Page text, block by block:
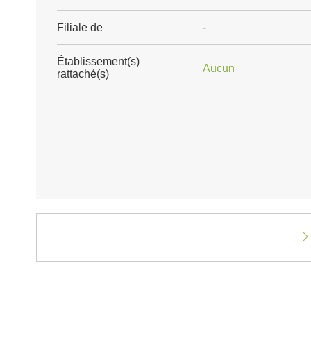
Filiale de -
Établissement(s)
rattaché(s)
Aucun